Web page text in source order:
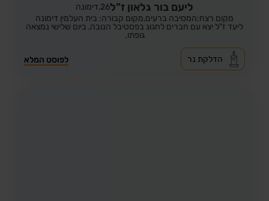
ליעם בור גלאון ז"ל26, דימונה
מקום רצח:המסיבה ברעים,מקום קבורה: בית העלמין דימונה
ליעד ז"ל יצא עם חברים לחגוג בפסטיבל הנובה, ביום שלישי נמצאה
גופתו.
לפוסט המלא הדלקת נר